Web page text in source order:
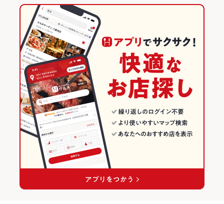
その他設備
営業時間外の宴会も承ります。お気軽にご相談ください♪天神
でママ会 昼宴会 誕生日
その他
飲み放題
あり ：各種居酒屋宴会コースご利用でお得なクーポン発行中で
す。個室で宴会、女子会や記念日等にご利用ください。
食べ放題
なし ：ご用意ありませんが、各種居酒屋宴会コースご利用でお
得なクーポン発行中です。個室で女子会やお誕生日に☆
カクテル充実、焼酎充実、日本酒充実、ワイン充実
お子様連れ歓迎 ：混み合う為、早めの時間帯でしたらお子様連
れOKです。完全個室やソファー席もご用意していますのでご安
心♪
グパーティ
貸切のウェディングパーティ承ります。お気軽にご相談くださ
い。居酒屋 個室 記念日に
焼き鳥・鶏料理
天神・西中洲・春吉 × 和食
天神・西中洲・春吉 × 焼き鳥・鶏料理
天神駅 × 和食
天神駅 × 焼き鳥・鶏料理
福岡 × 居酒屋
福岡 × 和風
福岡 × 和食
福岡 × 焼き鳥・鶏料理
天神・西中洲・春吉のグルメランキング
天神・西中洲・春吉の居酒屋ランキング
天神のグルメランキング
天神の居酒屋ランキング